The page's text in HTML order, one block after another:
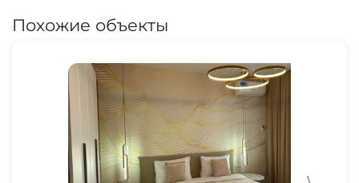
Похожие объекты